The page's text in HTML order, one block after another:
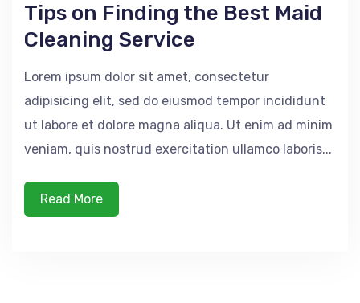
Tips on Finding the Best Maid
Cleaning Service
Lorem ipsum dolor sit amet, consectetur
adipisicing elit, sed do eiusmod tempor incididunt
ut labore et dolore magna aliqua. Ut enim ad minim
veniam, quis nostrud exercitation ullamco laboris...
Read More